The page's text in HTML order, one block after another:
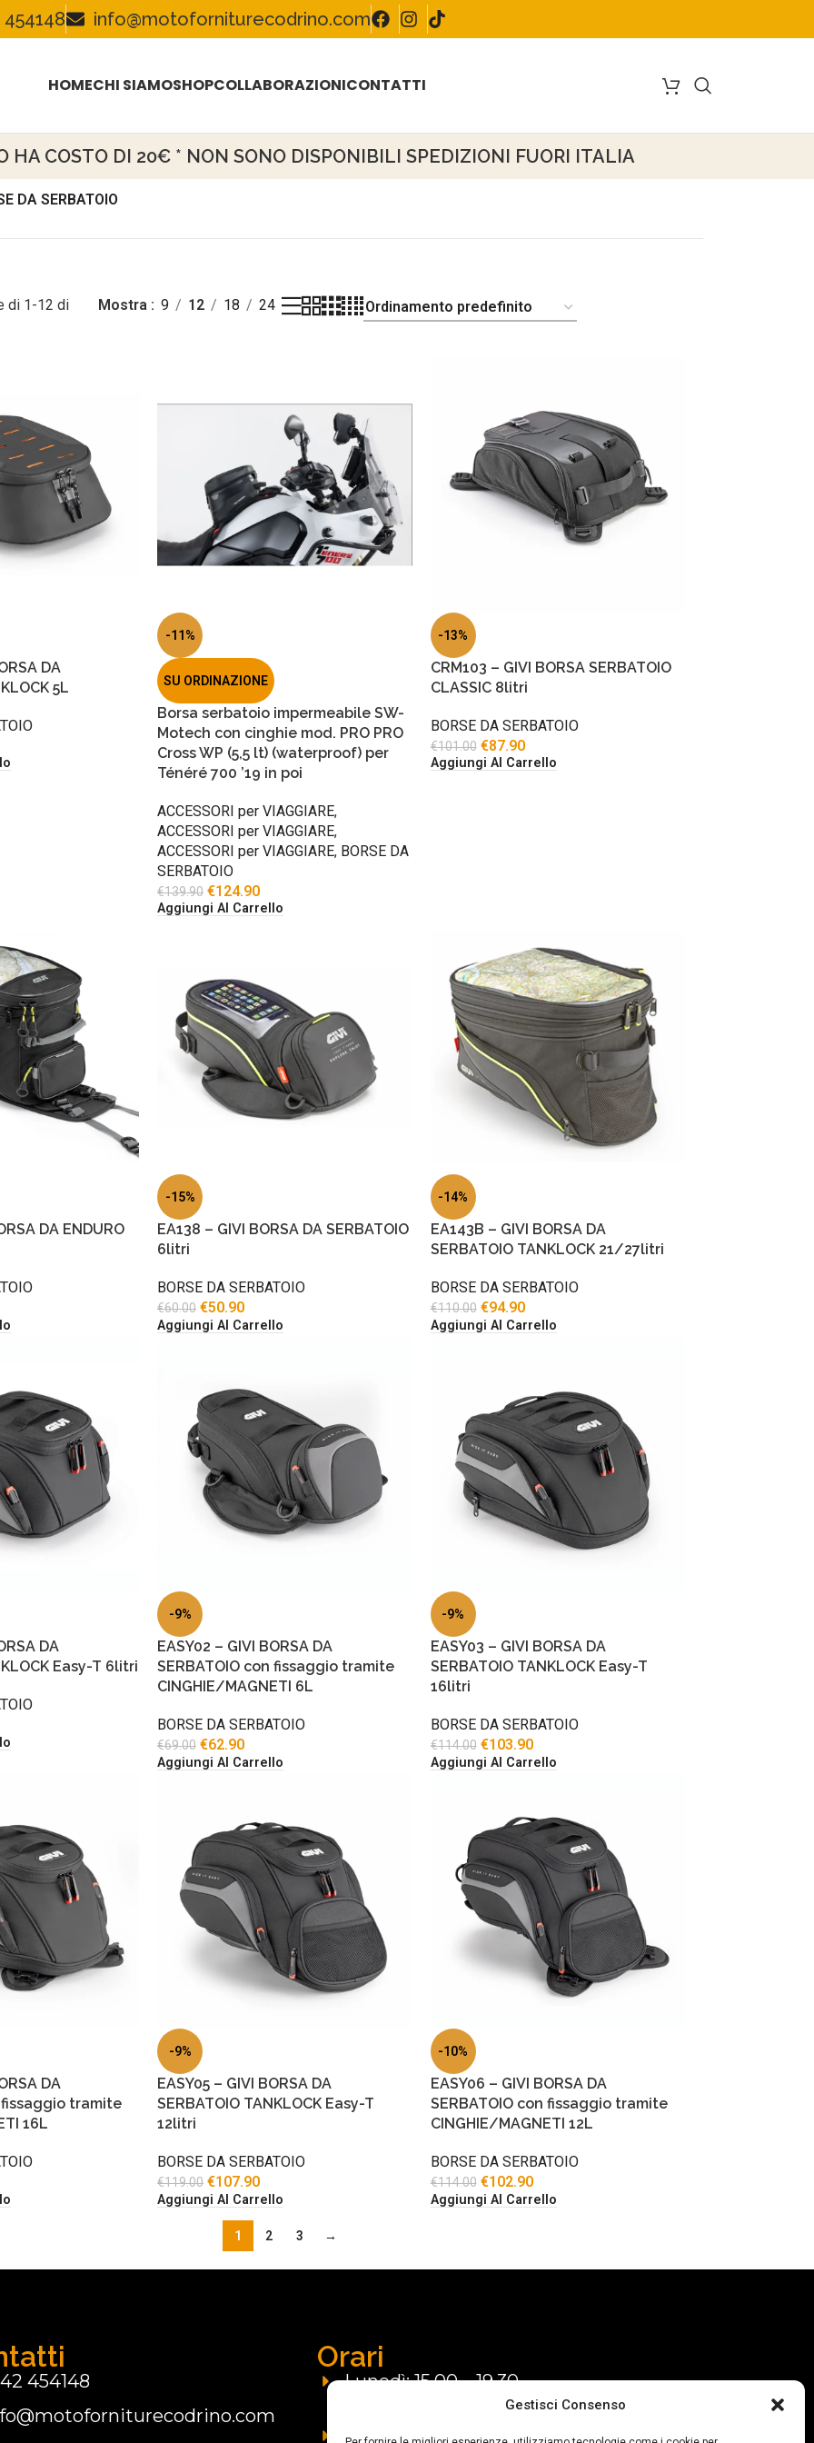
Gestisci Consenso
454148 info@motoforniturecodrino.com
HOMECHI SIAMOSHOPCOLLABORAZIONICONTATTI
COSTO DI 20€ * NON SONO DISPONIBILI SPEDIZIONI FUORI ITALIA
DA SERBATOIO
di 1-12 di Mostra 9 12 18 24
DA
5L
-11%
SU ORDINAZIONE
Borsa serbatoio impermeabile SW-
Motech con cinghie mod. PRO PRO
Cross WP (5,5 lt) (waterproof) per
Ténéré 700 ’19 in poi
ACCESSORI per VIAGGIARE,
ACCESSORI per VIAGGIARE,
ACCESSORI per VIAGGIARE, BORSE DA
SERBATOIO
€139.90 €124.90
Aggiungi Al Carrello
-13%
CRM103 – GIVI BORSA SERBATOIO
CLASSIC 8litri
BORSE DA SERBATOIO
€101.00 €87.90
Aggiungi Al Carrello
DA ENDURO
-15%
EA138 – GIVI BORSA DA SERBATOIO
6litri
BORSE DA SERBATOIO
€60.00 €50.90
Aggiungi Al Carrello
-14%
EA143B – GIVI BORSA DA
SERBATOIO TANKLOCK 21/27litri
BORSE DA SERBATOIO
€110.00 €94.90
Aggiungi Al Carrello
DA
Easy-T 6litri
-9%
EASY02 – GIVI BORSA DA
SERBATOIO con fissaggio tramite
CINGHIE/MAGNETI 6L
BORSE DA SERBATOIO
€69.00 €62.90
Aggiungi Al Carrello
-9%
EASY03 – GIVI BORSA DA
SERBATOIO TANKLOCK Easy-T
16litri
BORSE DA SERBATOIO
€114.00 €103.90
Aggiungi Al Carrello
DA
fissaggio tramite
16L
-9%
EASY05 – GIVI BORSA DA
SERBATOIO TANKLOCK Easy-T
12litri
BORSE DA SERBATOIO
€119.00 €107.90
Aggiungi Al Carrello
-10%
EASY06 – GIVI BORSA DA
SERBATOIO con fissaggio tramite
CINGHIE/MAGNETI 12L
BORSE DA SERBATOIO
€114.00 €102.90
Aggiungi Al Carrello
1 2 3 →
454148
Orari
Lunedì: 15,00 – 19,30
09.00 - 12.30